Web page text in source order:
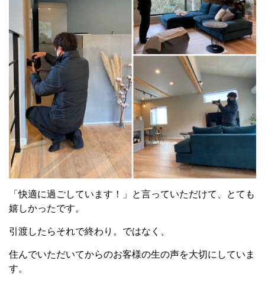
「快適に過ごしています！」と言っていただけて、とても
嬉しかったです。
引渡したらそれで終わり。ではなく、
住んでいただいてからのお客様の生の声を大切にしていま
す。